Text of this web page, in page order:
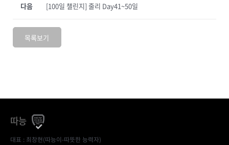
[100일 챌린지] 줄리 Day41~50일
다음
목록보기
따능
대표 : 최창현(따능이-따뜻한 능력자)